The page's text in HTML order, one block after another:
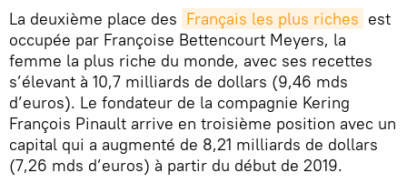
La deuxième place des Français les plus riches est
occupée par Françoise Bettencourt Meyers, la
femme la plus riche du monde, avec ses recettes
s’élevant à 10,7 milliards de dollars (9,46 mds
d’euros). Le fondateur de la compagnie Kering
François Pinault arrive en troisième position avec un
capital qui a augmenté de 8,21 milliards de dollars
(7,26 mds d’euros) à partir du début de 2019.